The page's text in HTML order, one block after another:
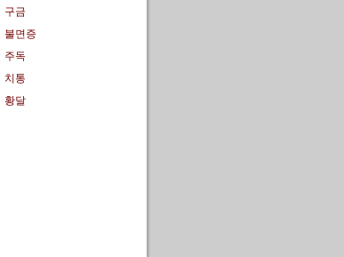
구금
불면증
주독
치통
황달